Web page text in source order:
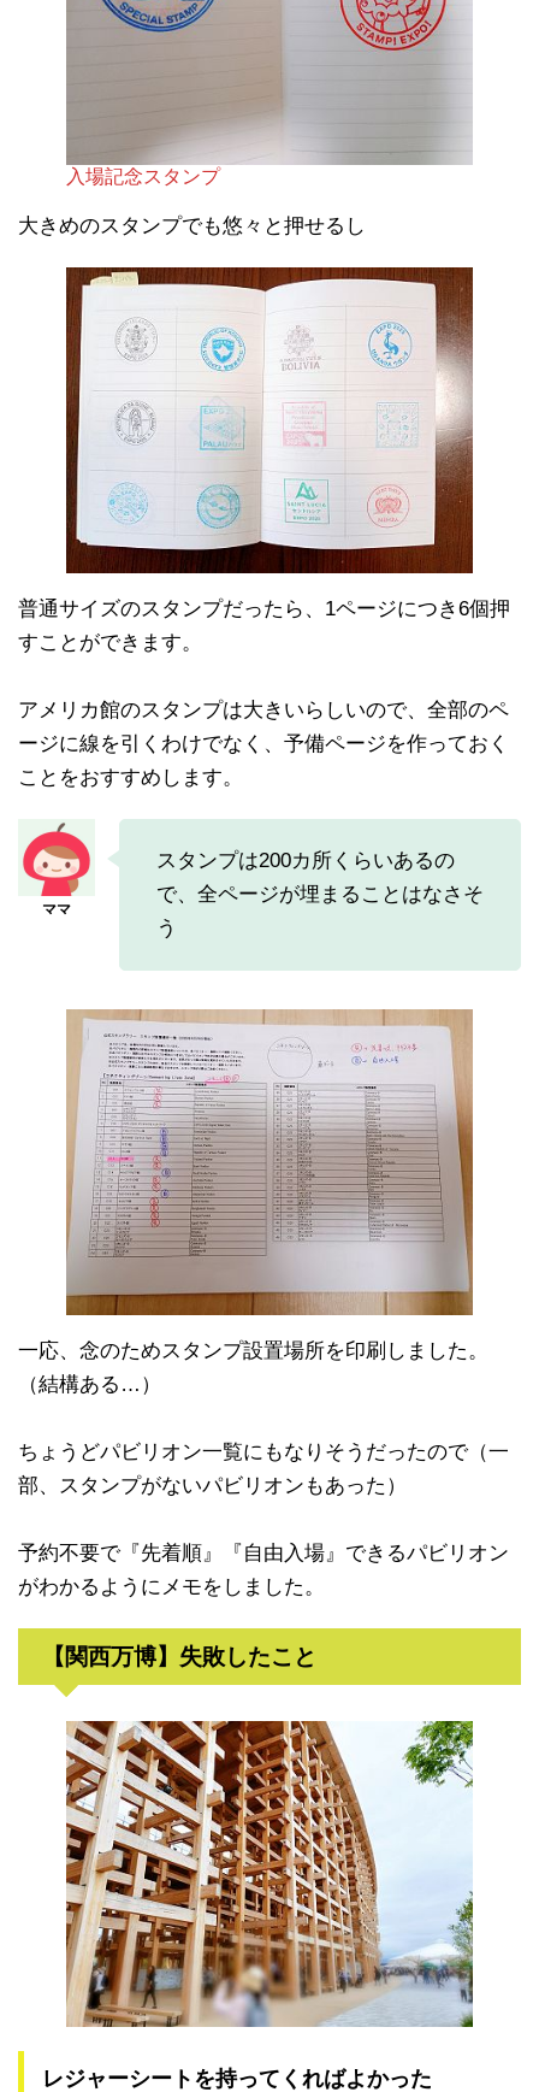
入場記念スタンプ
大きめのスタンプでも悠々と押せるし
普通サイズのスタンプだったら、1ページにつき6個押
すことができます。
アメリカ館のスタンプは大きいらしいので、全部のペ
ージに線を引くわけでなく、予備ページを作っておく
ことをおすすめします。
スタンプは200カ所くらいあるの
で、全ページが埋まることはなさそ
う
一応、念のためスタンプ設置場所を印刷しました。
（結構ある…）
ちょうどパビリオン一覧にもなりそうだったので（一
部、スタンプがないパビリオンもあった）
予約不要で『先着順』『自由入場』できるパビリオン
がわかるようにメモをしました。
【関西万博】失敗したこと
レジャーシートを持ってくればよかった